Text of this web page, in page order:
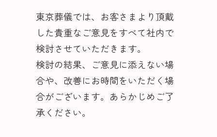
東京葬儀では、お客さまより頂戴
した貴重なご意見をすべて社内で
検討させていただきます。
検討の結果、ご意見に添えない場
合や、改善にお時間をいただく場
合がございます。あらかじめご了
承ください。